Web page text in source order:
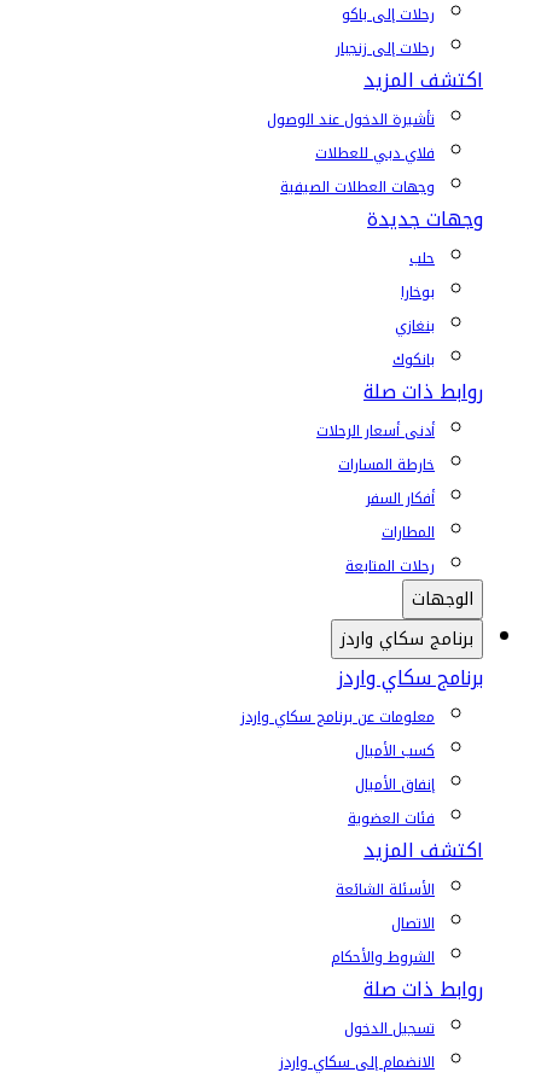
رحلات إلى باكو
رحلات إلى زنجبار
اكتشف المزيد
تأشيرة الدخول عند الوصول
فلاي دبي للعطلات
وجهات العطلات الصيفية
وجهات جديدة
حلب
بوخارا
بنغازي
بانكوك
روابط ذات صلة
أدنى أسعار الرحلات
خارطة المسارات
أفكار السفر
المطارات
رحلات المتابعة
الوجهات
برنامج سكاي واردز
برنامج سكاي واردز
معلومات عن برنامج سكاي واردز
كسب الأميال
إنفاق الأميال
فئات العضوية
اكتشف المزيد
الأسئلة الشائعة
الاتصال
الشروط والأحكام
روابط ذات صلة
تسجيل الدخول
الانضمام إلى سكاي واردز